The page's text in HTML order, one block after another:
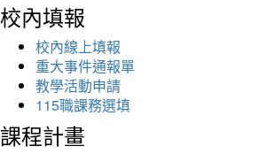
校內填報
校內線上填報
重大事件通報單
教學活動申請
115職課務選填
課程計畫